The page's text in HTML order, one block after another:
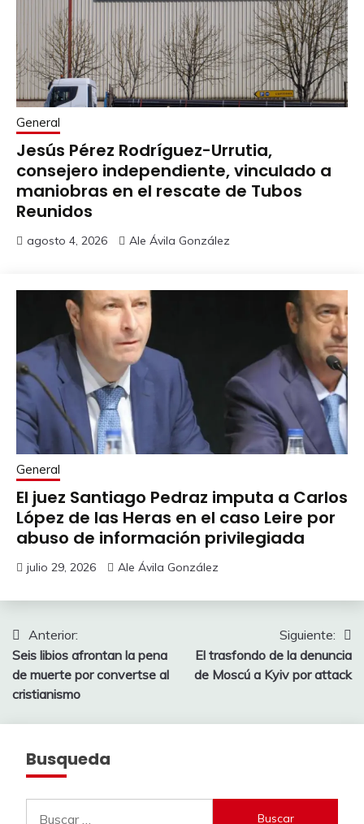
General
Jesús Pérez Rodríguez-Urrutia,
consejero independiente, vinculado a
maniobras en el rescate de Tubos
Reunidos
agosto 4, 2026 Ale Ávila González
General
El juez Santiago Pedraz imputa a Carlos
López de las Heras en el caso Leire por
abuso de información privilegiada
julio 29, 2026 Ale Ávila González
Navegación
de
entradas
Anterior:
Seis libios afrontan la pena
de muerte por convertse al
cristianismo
Siguiente:
El trasfondo de la denuncia
de Moscú a Kyiv por attack
Busqueda